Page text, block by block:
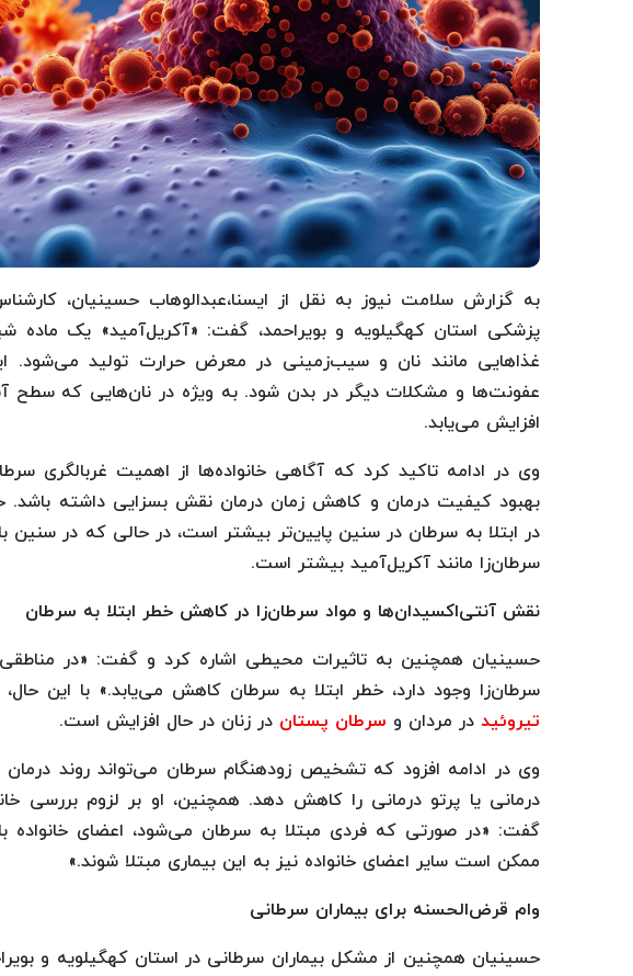
به گزارش سلامت نیوز به نقل از ایسنا،عبدالوهاب حسینیان،
پزشکی استان کهگیلویه و بویراحمد، گفت: «آکریل‌آمید» یک
غذاهایی مانند نان و سیب‌زمینی در معرض حرارت تولید می‌شود.
عفونت‌ها و مشکلات دیگر در بدن شود. به ویژه در نان‌هایی که سطح
افزایش می‌یابد.
وی در ادامه تاکید کرد که آگاهی خانواده‌ها از اهمیت غربالگری
بهبود کیفیت درمان و کاهش زمان درمان نقش بسزایی داشته باشد.
در ابتلا به سرطان در سنین پایین‌تر بیشتر است، در حالی که در سنین
سرطان‌زا مانند آکریل‌آمید بیشتر است.
نقش آنتی‌اکسیدان‌ها و مواد سرطان‌زا در کاهش خطر ابتلا به سرطان
حسینیان همچنین به تاثیرات محیطی اشاره کرد و گفت: «در
سرطان‌زا وجود دارد، خطر ابتلا به سرطان کاهش می‌یابد.» با این حال،
تیروئید در مردان و سرطان پستان در زنان در حال افزایش است.
وی در ادامه افزود که تشخیص زودهنگام سرطان می‌تواند روند
درمانی یا پرتو درمانی را کاهش دهد. همچنین، او بر لزوم بررسی
گفت: «در صورتی که فردی مبتلا به سرطان می‌شود، اعضای خانواده
ممکن است سایر اعضای خانواده نیز به این بیماری مبتلا شوند.»
وام قرض‌الحسنه برای بیماران سرطانی
حسینیان همچنین از مشکل بیماران سرطانی در استان کهگیلویه و